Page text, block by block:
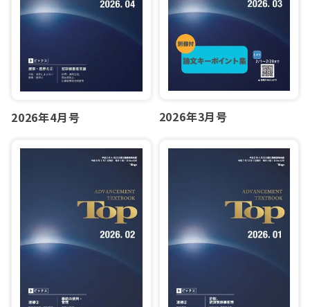
2026年4月号 2026年3月号